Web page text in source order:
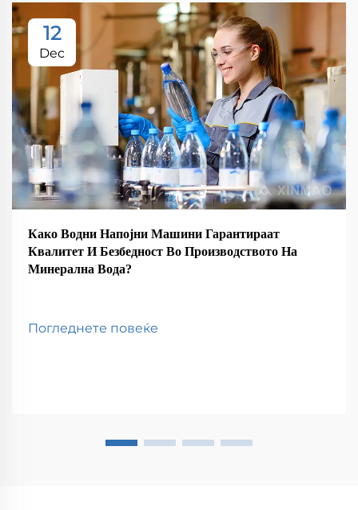
12
Dec
Како Водни Напојни Машини Гарантираат
Квалитет И Безбедност Во Производството На
Минерална Вода?
Погледнете повеќе